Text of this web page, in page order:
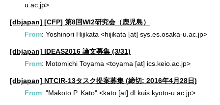
u.ac.jp>
[dbjapan] [CFP] 第8回WI2研究会（鹿児島）
From: Yoshinori Hijikata <hijikata [at] sys.es.osaka-u.ac.jp>
[dbjapan] IDEAS2016 論文募集 (3/31)
From: Motomichi Toyama <toyama [at] ics.keio.ac.jp>
[dbjapan] NTCIR-13タスク提案募集 (締切: 2016年4月28日)
From: "Makoto P. Kato" <kato [at] dl.kuis.kyoto-u.ac.jp>